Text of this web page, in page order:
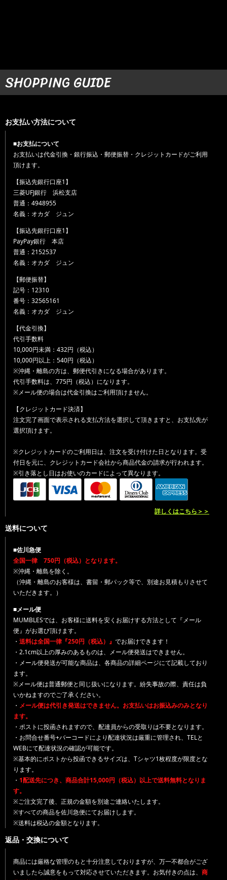
SHOPPING GUIDE
お支払い方法について
■お支払について
お支払いは代金引換・銀行振込・郵便振替・クレジットカードがご利用
頂けます。
【振込先銀行口座1】
三菱UFJ銀行 浜松支店
普通：4948955
名義：オカダ ジュン
【振込先銀行口座1】
PayPay銀行 本店
普通：2152537
名義：オカダ ジュン
【郵便振替】
記号：12310
番号：32565161
名義：オカダ ジュン
【代金引換】
代引手数料
10,000円未満：432円（税込）
10,000円以上：540円（税込）
※沖縄・離島の方は、郵便代引きになる場合があります。
代引手数料は、775円（税込）になります。
※メール便の場合は代金引換はご利用頂けません。
【クレジットカード決済】
注文完了画面で表示される支払方法を選択して頂きますと、お支払先が
選択頂けます。
※クレジットカードのご利用日は、注文を受け付けた日となります。受
付日を元に、クレジットカード会社から商品代金の請求が行われます。
※引き落とし日はお使いのカードによって異なります。
詳しくはこちら＞＞
送料について
■佐川急便
全国一律 750円（税込）となります。
※沖縄・離島を除く。
（沖縄・離島のお客様は、書留・郵パック等で、別途お見積もりさせて
いただきます。）
■メール便
MUMBLESでは、お客様に送料を安くお届けする方法として『メール
便』がお選び頂けます。
・ 送料は全国一律『250円（税込）』 でお届けできます！
・2.1cm以上の厚みのあるものは、メール便発送はできません。
・メール便発送が可能な商品は、各商品の詳細ページにて記載しており
ます。
※メール便は普通郵便と同じ扱いになります。紛失事故の際、責任は負
いかねますのでご了承ください。
・ メール便は代引き発送はできません。お支払いはお振込みのみとなり
ます。
・ポストに投函されますので、配達員からの受取りは不要となります。
・お問合せ番号+バーコードにより配達状況は厳重に管理され、TELと
WEBにて配達状況の確認が可能です。
※基本的にポストから投函できるサイズは、Tシャツ1枚程度が限度とな
ります。
・ 1配送先につき、商品合計15,000円（税込）以上で送料無料となりま
す。
※ご注文完了後、正規の金額を別途ご連絡いたします。
※すべての商品を佐川急便にてお届けします。
※送料は税込の金額となります。
返品・交換について
商品には厳格な管理のもと十分注意しておりますが、万一不都合がござ
いましたら誠意をもって対応させていただきます。お気付きの点は、 商